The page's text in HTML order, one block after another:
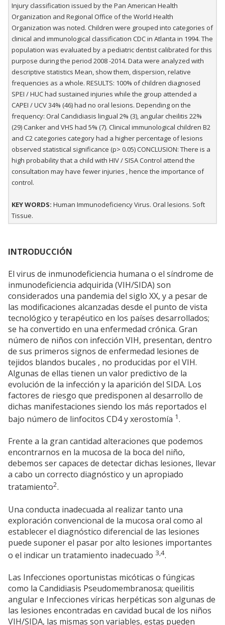
Injury classification issued by the Pan American Health
Organization and Regional Office of the World Health
Organization was noted. Children were grouped into categories of
clinical and immunological classification CDC in Atlanta in 1994. The
population was evaluated by a pediatric dentist calibrated for this
purpose during the period 2008 -2014. Data were analyzed with
descriptive statistics Mean, show them, dispersion, relative
frequencies as a whole. RESULTS: 100% of children diagnosed
SPEI / HUC had sustained injuries while the group attended a
CAPEI / UCV 34% (46) had no oral lesions. Depending on the
frequency: Oral Candidiasis lingual 2% (3), angular cheilitis 22%
(29) Canker and VHS had 5% (7). Clinical immunological children B2
and C2 categories category had a higher percentage of lesions
observed statistical significance (p> 0.05) CONCLUSION: There is a
high probability that a child with HIV / SISA Control attend the
consultation may have fewer injuries , hence the importance of
control.
KEY WORDS: Human Immunodeficiency Virus. Oral lesions. Soft
Tissue.
INTRODUCCIÓN
El virus de inmunodeficiencia humana o el síndrome de
inmunodeficiencia adquirida (VIH/SIDA) son
considerados una pandemia del siglo XX, y a pesar de
las modificaciones alcanzadas desde el punto de vista
tecnológico y terapéutico en los países desarrollados;
se ha convertido en una enfermedad crónica. Gran
número de niños con infección VIH, presentan, dentro
de sus primeros signos de enfermedad lesiones de
tejidos blandos bucales , no producidas por el VIH.
Algunas de ellas tienen un valor predictivo de la
evolución de la infección y la aparición del SIDA. Los
factores de riesgo que predisponen al desarrollo de
dichas manifestaciones siendo los más reportados el
bajo número de linfocitos CD4 y xerostomía 1.
Frente a la gran cantidad alteraciones que podemos
encontrarnos en la mucosa de la boca del niño,
debemos ser capaces de detectar dichas lesiones, llevar
a cabo un correcto diagnóstico y un apropiado
tratamiento2.
Una conducta inadecuada al realizar tanto una
exploración convencional de la mucosa oral como al
establecer el diagnóstico diferencial de las lesiones
puede suponer el pasar por alto lesiones importantes
o el indicar un tratamiento inadecuado 3,4.
Las Infecciones oportunistas micóticas o fúngicas
como la Candidiasis Pseudomembranosa; queilitis
angular e Infecciones víricas herpéticas son algunas de
las lesiones encontradas en cavidad bucal de los niños
VIH/SIDA, las mismas son variables, estas pueden